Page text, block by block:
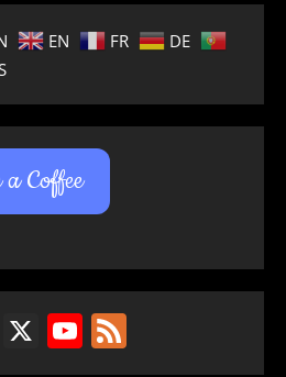
EN FR
DE
Coffee
X YouTube
Feed